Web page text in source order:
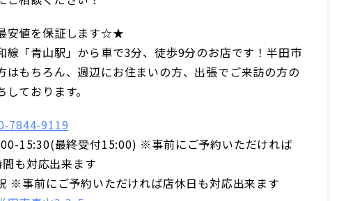
安値を保証します☆★
線「青山駅」から車で3分、徒歩9分のお店です！半田市
はもちろん、週辺にお住まいの方、出張でご来訪の方の
ております。
7844-9119
15:30(最終受付15:00) ※事前にご予約いただければ
も対応出来ます
※事前にご予約いただければ店休日も対応出来ます